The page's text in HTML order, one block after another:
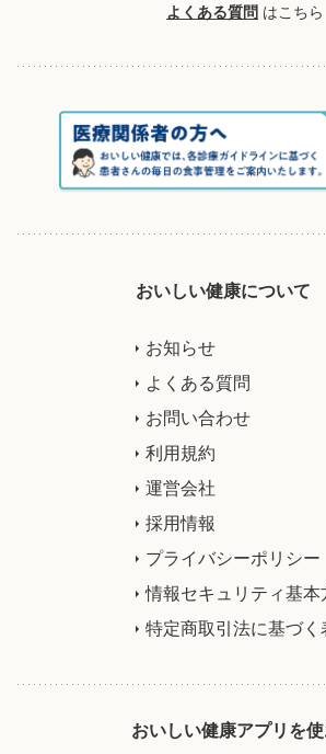
よくある質問 はこちら
おいしい健康について
お知らせ
よくある質問
お問い合わせ
利用規約
運営会社
採用情報
プライバシーポリシー
情報セキュリティ基本
特定商取引法に基づく
おいしい健康アプリを使